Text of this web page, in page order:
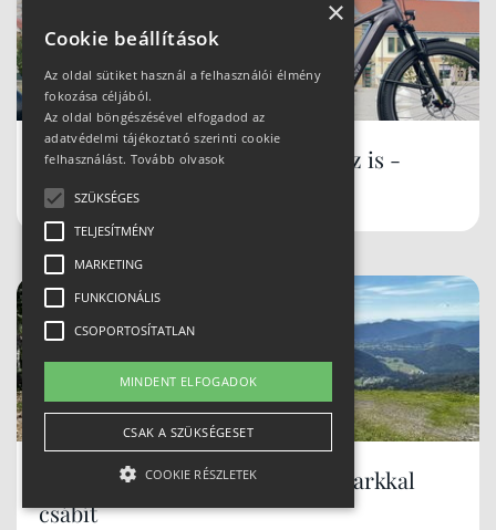
Városi ingázáshoz és túrázáshoz is -
Specialized Vado 3
Alsó-Ausztria már három bikeparkkal
csábít
×
Cookie beállítások
Az oldal sütiket használ a felhasználói élmény
fokozása céljából.
Az oldal böngészésével elfogadod az
adatvédelmi tájékoztató szerinti cookie
felhasználást. Tovább olvasok
SZÜKSÉGES
TELJESÍTMÉNY
MARKETING
FUNKCIONÁLIS
CSOPORTOSÍTATLAN
MINDENT ELFOGADOK
CSAK A SZÜKSÉGESET
COOKIE RÉSZLETEK